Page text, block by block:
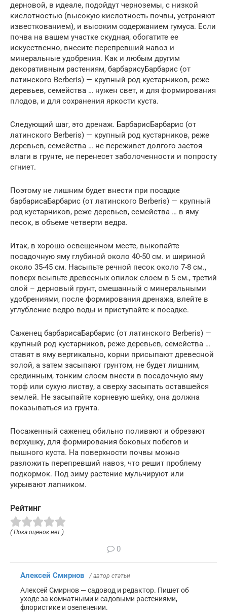
дерновой, в идеале, подойдут черноземы, с низкой
кислотностью (высокую кислотность почвы, устраняют
известкованием), и высоким содержанием гумуса. Если
почва на вашем участке скудная, обогатите ее
искусственно, внесите перепревший навоз и
минеральные удобрения. Как и любым другим
декоративным растениям, барбарисуБарбарис (от
латинского Berberis) — крупный род кустарников, реже
деревьев, семейства … нужен свет, и для формирования
плодов, и для сохранения яркости куста.
Следующий шаг, это дренаж. БарбарисБарбарис (от
латинского Berberis) — крупный род кустарников, реже
деревьев, семейства … не переживет долгого застоя
влаги в грунте, не перенесет заболоченности и попросту
сгниет.
Поэтому не лишним будет внести при посадке
барбарисаБарбарис (от латинского Berberis) — крупный
род кустарников, реже деревьев, семейства … в яму
песок, в объеме четверти ведра.
Итак, в хорошо освещенном месте, выкопайте
посадочную яму глубиной около 40-50 см. и шириной
около 35-45 см. Насыпьте речной песок около 7-8 см.,
поверх всыпьте древесных опилок слоем в 5 см., третий
слой – дерновый грунт, смешанный с минеральными
удобрениями, после формирования дренажа, влейте в
углубление ведро воды и приступайте к посадке.
Саженец барбарисаБарбарис (от латинского Berberis) —
крупный род кустарников, реже деревьев, семейства …
ставят в яму вертикально, корни присыпают древесной
золой, а затем засыпают грунтом, не будет лишним,
срединным, тонким слоем внести в посадочную яму
торф или сухую листву, а сверху засыпать оставшейся
землей. Не засыпайте корневую шейку, она должна
показываться из грунта.
Посаженный саженец обильно поливают и обрезают
верхушку, для формирования боковых побегов и
пышного куста. На поверхности почвы можно
разложить перепревший навоз, что решит проблему
подкормок. Под зиму растение мульчируют или
укрывают лапником.
Рейтинг
( Пока оценок нет )
0
Алексей Смирнов / автор статьи
Алексей Смирнов — садовод и редактор. Пишет об
уходе за комнатными и садовыми растениями,
флористике и озеленении.